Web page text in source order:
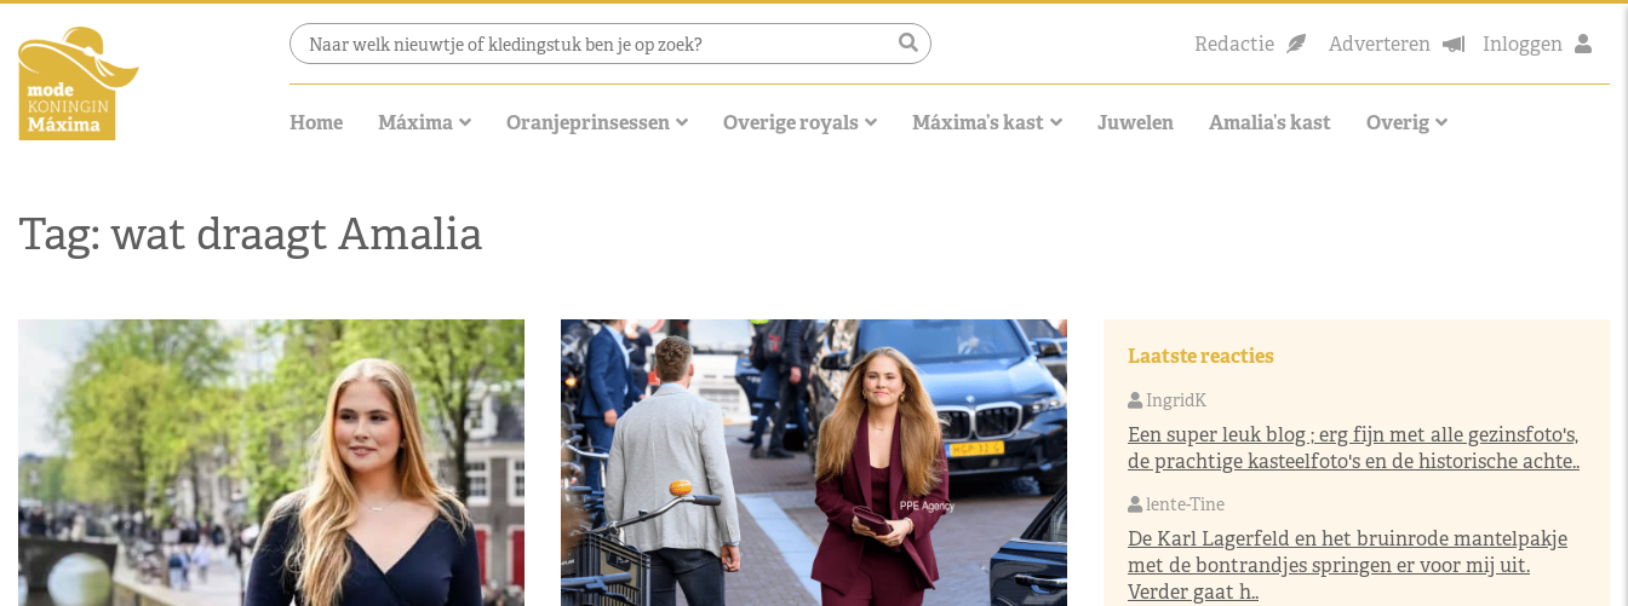
Redactie Adverteren Inloggen
Home Máxima Oranjeprinsessen Overige royals Máxima’s kast Juwelen Amalia’s kast Overig
Tag: wat draagt Amalia
Laatste reacties
IngridK
Een super leuk blog ; erg fijn met alle gezinsfoto's,
de prachtige kasteelfoto's en de historische achte..
lente-Tine
De Karl Lagerfeld en het bruinrode mantelpakje
met de bontrandjes springen er voor mij uit.
Verder gaat h..